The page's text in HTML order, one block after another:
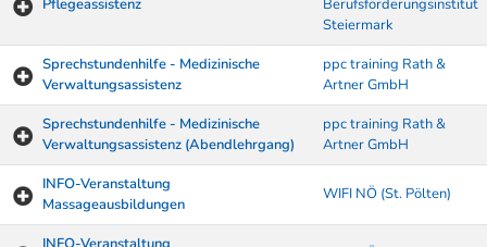
Pflegeassistenz
Berufsförderungsinstitut
Steiermark
Sprechstundenhilfe - Medizinische
Verwaltungsassistenz
ppc training Rath &
Artner GmbH
Sprechstundenhilfe - Medizinische
Verwaltungsassistenz (Abendlehrgang)
ppc training Rath &
Artner GmbH
INFO-Veranstaltung
Massageausbildungen
WIFI NÖ (St. Pölten)